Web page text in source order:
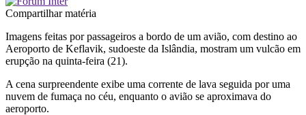
Compartilhar matéria
Imagens feitas por passageiros a bordo de um avião, com destino ao
Aeroporto de Keflavik, sudoeste da Islândia, mostram um vulcão em
erupção na quinta-feira (21).
A cena surpreendente exibe uma corrente de lava seguida por uma
nuvem de fumaça no céu, enquanto o avião se aproximava do
aeroporto.